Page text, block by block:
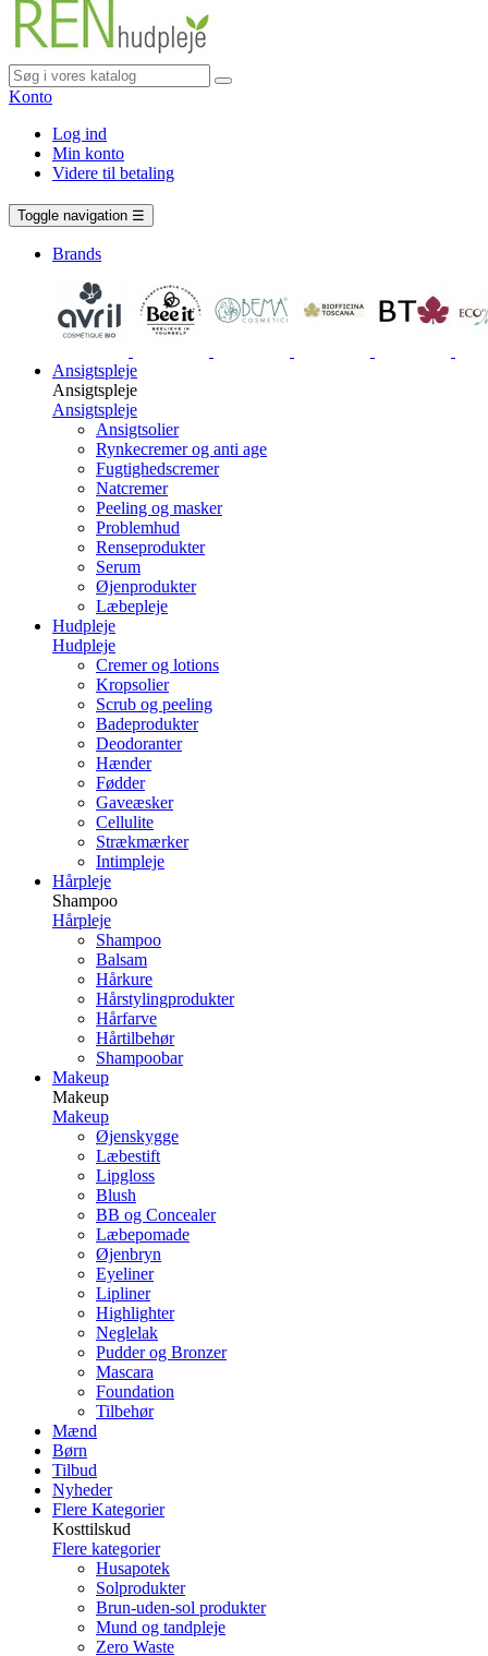
Konto
Log ind
Min konto
Videre til betaling
Vogn 0 vare
Toggle navigation ☰
Brands
Ansigtspleje
Ansigtspleje
Ansigtspleje
Ansigtsolier
Rynkecremer og anti age
Fugtighedscremer
Natcremer
Peeling og masker
Problemhud
Renseprodukter
Serum
Øjenprodukter
Læbepleje
Hudpleje
Hudpleje
Cremer og lotions
Kropsolier
Scrub og peeling
Badeprodukter
Deodoranter
Hænder
Fødder
Gaveæsker
Cellulite
Strækmærker
Intimpleje
Hårpleje
Shampoo
Hårpleje
Shampoo
Balsam
Hårkure
Hårstylingprodukter
Hårfarve
Hårtilbehør
Shampoobar
Makeup
Makeup
Makeup
Øjenskygge
Læbestift
Lipgloss
Blush
BB og Concealer
Læbepomade
Øjenbryn
Eyeliner
Lipliner
Highlighter
Neglelak
Pudder og Bronzer
Mascara
Foundation
Tilbehør
Mænd
Børn
Tilbud
Nyheder
Flere Kategorier
Kosttilskud
Flere kategorier
Husapotek
Solprodukter
Brun-uden-sol produkter
Mund og tandpleje
Zero Waste